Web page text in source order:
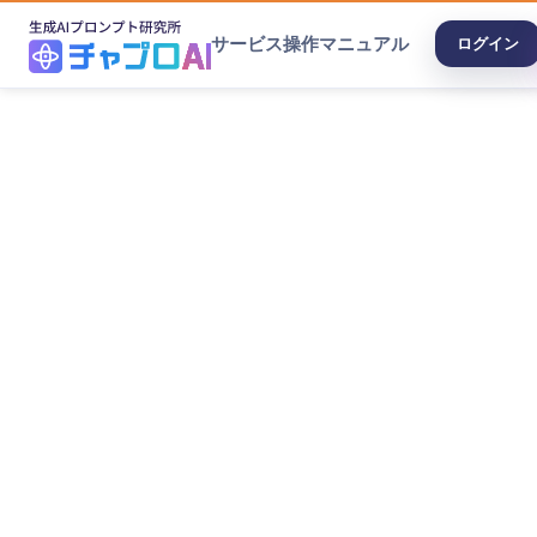
サービス操作マニュアル ログイン